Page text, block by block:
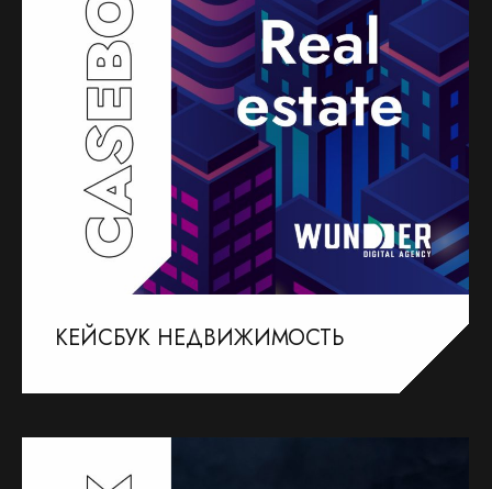
КЕЙСБУК НЕДВИЖИМОСТЬ